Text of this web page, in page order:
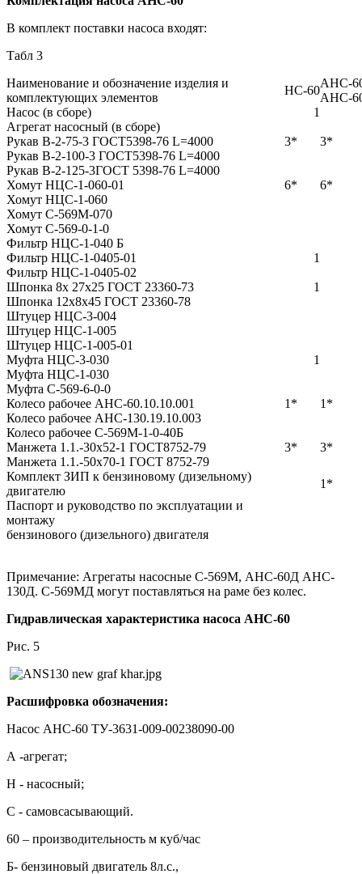
В комплект поставки насоса входят:
Табл 3
Наименование и обозначение изделия и
комплектующих элементов
НС-60
АНС-
АНС-
Насос (в сборе)
1
Агрегат насосный (в сборе)
Рукав В-2-75-3 ГОСТ5398-76 L=4000
3*
3*
Рукав В-2-100-3 ГОСТ5398-76 L=4000
Рукав В-2-125-3ГОСТ 5398-76 L=4000
Хомут НЦС-1-060-01
6*
6*
Хомут НЦС-1-060
Хомут С-569М-070
Хомут С-569-0-1-0
Фильтр НЦС-1-040 Б
Фильтр НЦС-1-0405-01
1
Фильтр НЦС-1-0405-02
Шпонка 8х 27х25 ГОСТ 23360-73
1
Шпонка 12х8х45 ГОСТ 23360-78
Штуцер НЦС-3-004
Штуцер НЦС-1-005
Штуцер НЦС-1-005-01
Муфта НЦС-3-030
1
Муфта НЦС-1-030
Муфта С-569-6-0-0
Колесо рабочее АНС-60.10.10.001
1*
1*
Колесо рабочее АНС-130.19.10.003
Колесо рабочее С-569М-1-0-40Б
Манжета 1.1.-30х52-1 ГОСТ8752-79
3*
3*
Манжета 1.1.-50х70-1 ГОСТ 8752-79
Комплект ЗИП к бензиновому (дизельному)
двигателю
1*
Паспорт и руководство по эксплуатации и
монтажу
бензинового (дизельного) двигателя
Примечание: Агрегаты насосные С-569М, АНС-60Д АНC-
130Д. С-569МД могут поставляться на раме без колес.
Гидравлическая характеристика насоса АНС-60
Рис. 5
Расшифровка обозначения:
Насос АНС-60 ТУ-3631-009-00238090-00
А -агрегат;
Н - насосный;
С - самовсасывающий.
60 – производительность м куб/час
Б- бензиновый двигатель 8л.с.,